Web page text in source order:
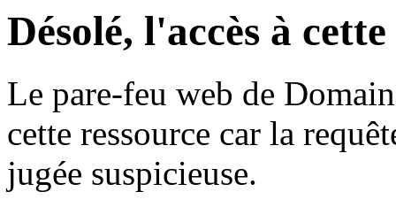
Désolé, l'accès à
Le pare-feu web de
cette ressource car la
jugée suspicieuse.